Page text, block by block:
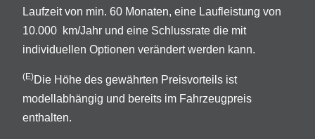
Laufzeit von min. 60 Monaten, eine Laufleistung von
10.000 km/Jahr und eine Schlussrate die mit
individuellen Optionen verändert werden kann.
(E)Die Höhe des gewährten Preisvorteils ist
modellabhängig und bereits im Fahrzeugpreis
enthalten.